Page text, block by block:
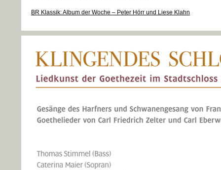
BR Klassik: Album der Woche – Peter Hörr und Liese Klahn